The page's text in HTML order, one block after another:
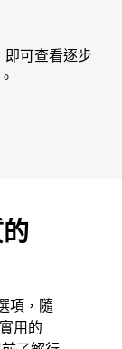
可查看逐步
項，隨
用的